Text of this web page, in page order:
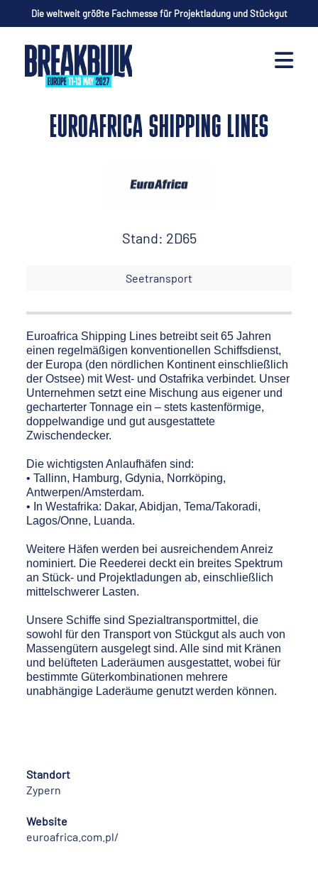
Die weltweit größte Fachmesse für Projektladung und Stückgut
EUROAFRICA SHIPPING LINES
Stand: 2D65
Seetransport
Euroafrica Shipping Lines betreibt seit 65 Jahren
einen regelmäßigen konventionellen Schiffsdienst,
der Europa (den nördlichen Kontinent einschließlich
der Ostsee) mit West- und Ostafrika verbindet. Unser
Unternehmen setzt eine Mischung aus eigener und
gecharterter Tonnage ein – stets kastenförmige,
doppelwandige und gut ausgestattete
Zwischendecker.
Die wichtigsten Anlaufhäfen sind:
• Tallinn, Hamburg, Gdynia, Norrköping,
Antwerpen/Amsterdam.
• In Westafrika: Dakar, Abidjan, Tema/Takoradi,
Lagos/Onne, Luanda.
Weitere Häfen werden bei ausreichendem Anreiz
nominiert. Die Reederei deckt ein breites Spektrum
an Stück- und Projektladungen ab, einschließlich
mittelschwerer Lasten.
Unsere Schiffe sind Spezialtransportmittel, die
sowohl für den Transport von Stückgut als auch von
Massengütern ausgelegt sind. Alle sind mit Kränen
und belüfteten Laderäumen ausgestattet, wobei für
bestimmte Güterkombinationen mehrere
unabhängige Laderäume genutzt werden können.
Standort
Zypern
Website
euroafrica.com.pl/